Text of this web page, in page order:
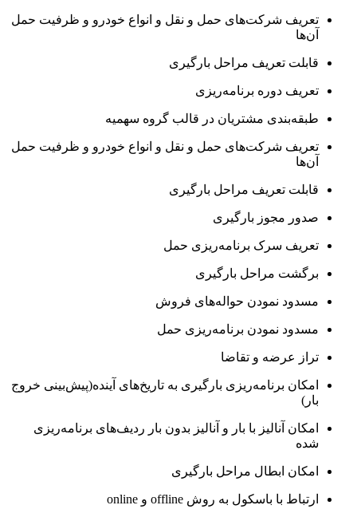
تعریف شرکت‌های حمل و نقل و انواع خودرو و ظرفیت حمل
آن‌ها
قابلت تعریف مراحل بارگیری
تعریف دوره برنامه‌ریزی
طبقه‌بندی مشتریان در قالب گروه سهمیه
تعریف شرکت‌های حمل و نقل و انواع خودرو و ظرفیت حمل
آن‌ها
قابلت تعریف مراحل بارگیری
صدور مجوز بارگیری
تعریف سرک برنامه‌ریزی حمل
برگشت مراحل بارگیری
مسدود نمودن حواله‌های فروش
مسدود نمودن برنامه‌ریزی حمل
تراز عرضه و تقاضا
امکان برنامه‌ریزی بارگیری به تاریخ‌های آینده(پیش‌بینی خروج
بار)
امکان آنالیز با بار و آنالیز بدون بار ردیف‌های برنامه‌ریزی
شده
امکان ابطال مراحل بارگیری
ارتباط با باسکول به روش offline و online